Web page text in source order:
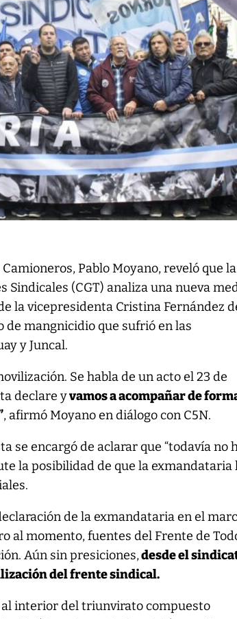
Pablo Moyano, reveló que la
Sindicales (CGT) analiza una nueva
la vicepresidenta Cristina Fernández
mangnicidio que sufrió en las
y Juncal.
Se habla de un acto el 23 de
declare yvamos a acompañar de
, afirmó Moyano en diálogo con C5N.
se encargó de aclarar que “todavía no
la posibilidad de que la exmandataria
de la exmandataria en el
al momento, fuentes del Frente de
Aún sin presiciones,desde el
del frente sindical.
interior del triunvirato compuesto